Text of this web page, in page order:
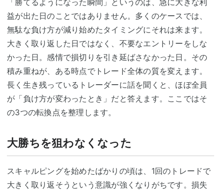
益が出た日のことではありません。多くのケースでは、
無駄な負け方が減り始めたタイミングにそれは来ます。
大きく取り返した日ではなく、不要なエントリーをしな
かった日。感情で損切りを引き延ばさなかった日。その
積み重ねが、ある時点でトレード全体の質を変えます。
長く生き残っているトレーダーに話を聞くと、ほぼ全員
が「負け方が変わったとき」だと答えます。ここではそ
の3つの転換点を整理します。
大勝ちを狙わなくなった
スキャルピングを始めたばかりの頃は、1回のトレードで
大きく取り返そうという意識が強くなりがちです。損失